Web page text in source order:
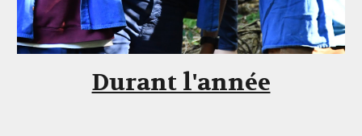
Durant l'année